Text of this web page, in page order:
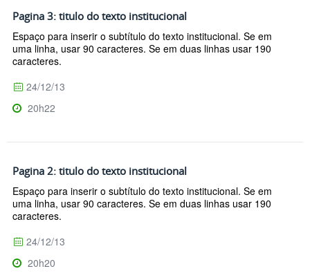
Pagina 3: titulo do texto institucional
Espaço para inserir o subtítulo do texto institucional. Se em
uma linha, usar 90 caracteres. Se em duas linhas usar 190
caracteres.
24/12/13
20h22
Pagina 2: titulo do texto institucional
Espaço para inserir o subtítulo do texto institucional. Se em
uma linha, usar 90 caracteres. Se em duas linhas usar 190
caracteres.
24/12/13
20h20